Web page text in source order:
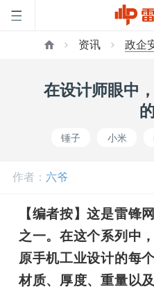
资讯 政企
在设计师眼中
锤子 小米
作者： 六爷
【编者按】这是雷锋
之一。在这个系列中
原手机工业设计的每
材质、厚度、重量以